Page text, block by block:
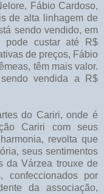
Fábio Cardoso,
de alta linhagem de
sendo vendido, em
pode custar até R$
de preços, Fábio
têm mais valor.
vendida a R$
do Cariri, onde é
Cariri com seus
revolta que
seus sentimentos
da Várzea trouxe de
confeccionados por
da associação,